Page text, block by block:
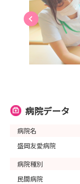
当院の部署や取
ぜひご覧のうえ
https://
病院データ
病院名
盛岡友愛病院
病院種別
民間病院